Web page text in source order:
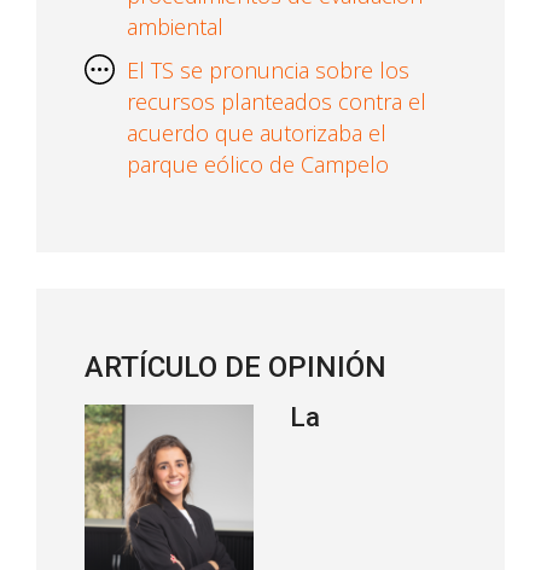
ambiental
El TS se pronuncia sobre los
recursos planteados contra el
acuerdo que autorizaba el
parque eólico de Campelo
ARTÍCULO DE OPINIÓN
La